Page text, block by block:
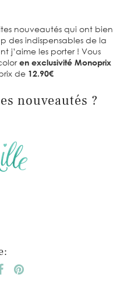
nouveautés qui ont bien
des indispensables de la
j’aime les porter ! Vous
en exclusivité Monoprix
de 12.90€
nouveautés ?